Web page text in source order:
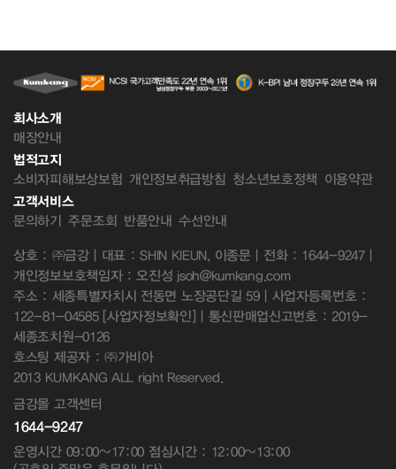
회사소개
매장안내
법적고지
소비자피해보상보험 개인정보취급방침 청소년보호정책 이용약관
고객서비스
문의하기 주문조회 반품안내 수선안내
상호 : ㈜금강 | 대표 : SHIN KIEUN, 이종문 | 전화 : 1644-9247 |
개인정보보호책임자 : 오진성 jsoh@kumkang.com
주소 : 세종특별자치시 전동면 노장공단길 59 | 사업자등록번호 :
122-81-04585 [사업자정보확인] | 통신판매업신고번호 : 2019-
세종조치원-0126
호스팅 제공자 : ㈜가비아
2013 KUMKANG ALL right Reserved.
금강몰 고객센터
1644-9247
운영시간 09:00~17:00 점심시간 : 12:00~13:00